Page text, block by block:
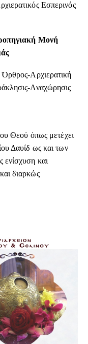
Εσπερινός
Μονή
Αρχιερατική
Αναχώρησις
Θεού όπως μετέχει
Δαυίδ ως και των
ενίσχυση και
διαρκώς